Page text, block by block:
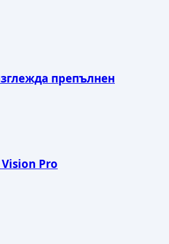
препълнен
Pro